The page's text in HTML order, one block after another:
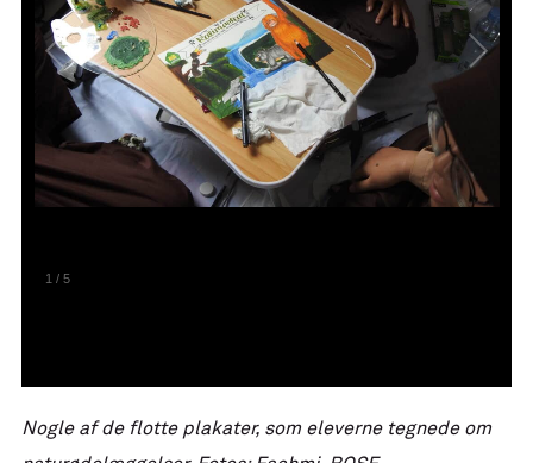
1 / 5
Nogle af de flotte plakater, som eleverne tegnede om